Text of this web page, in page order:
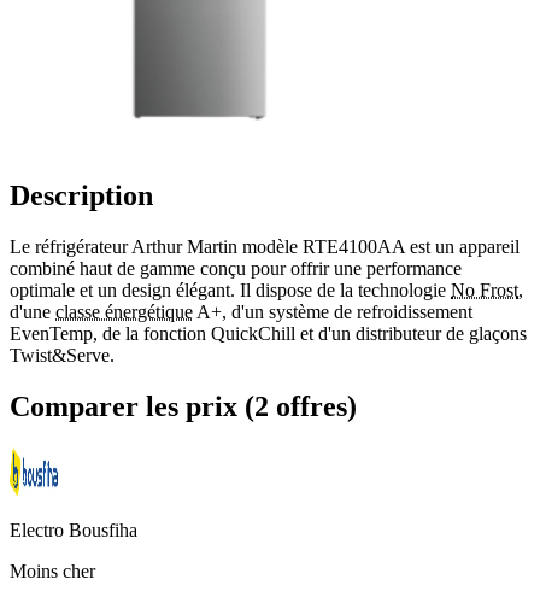
Description
Le réfrigérateur Arthur Martin modèle RTE4100AA est un appareil
combiné haut de gamme conçu pour offrir une performance
optimale et un design élégant. Il dispose de la technologie No Frost,
d'une classe énergétique A+, d'un système de refroidissement
EvenTemp, de la fonction QuickChill et d'un distributeur de glaçons
Twist&Serve.
Comparer les prix (2 offres)
Electro Bousfiha
Moins cher